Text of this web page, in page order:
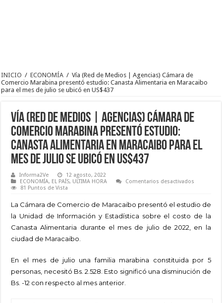
INICIO / ECONOMÍA / Vía (Red de Medios | Agencias) Cámara de
Comercio Marabina presentó estudio: Canasta Alimentaria en Maracaibo
para el mes de julio se ubicó en US$437
Vía (Red de Medios | Agencias) Cámara de
Comercio Marabina presentó estudio:
Canasta Alimentaria en Maracaibo para el
mes de julio se ubicó en US$437
Informa2Ve
12 agosto, 2022
ECONOMÍA, EL PAÍS, ULTIMA HORA Comentarios desactivados
Medios
|
Agencias)
Cámara
estudio:
Canasta
81 Puntos de Vista
La Cámara de Comercio de Maracaibo presentó el estudio de
la Unidad de Información y Estadística sobre el costo de la
Canasta Alimentaria durante el mes de julio de 2022, en la
ciudad de Maracaibo.
En el mes de julio una familia marabina constituida por 5
personas, necesitó Bs. 2.528. Esto significó una disminución de
Bs. -12 con respecto al mes anterior.